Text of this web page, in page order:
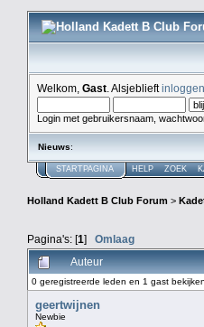
Welkom, Gast . Alsjeblieftinloggen
Login met gebruikersnaam,
Nieuws:
STARTPAGINA HELP ZOEK
Holland Kadett B Club Forum >
Pagina's: [1] Omlaag
Auteur
0 geregistreerde leden en 1 gast
geertwijnen
Newbie